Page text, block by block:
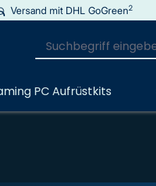
Versand mit DHL GoGreen2
PC Aufrüstkits